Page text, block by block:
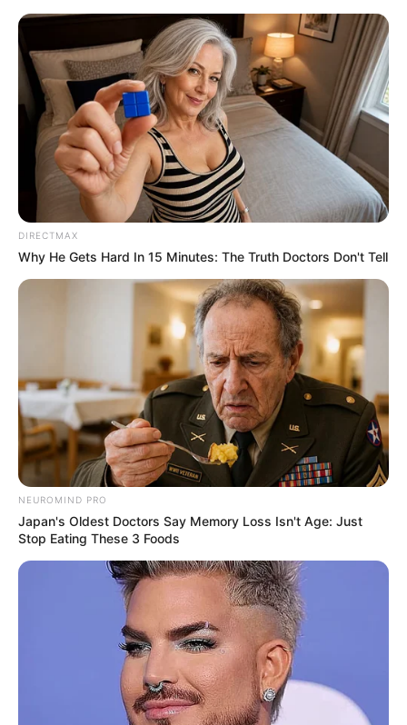
DIRECTMAX
Why He Gets Hard In 15 Minutes: The Truth Doctors Don't Tell
NEUROMIND PRO
Japan's Oldest Doctors Say Memory Loss Isn't Age: Just
Stop Eating These 3 Foods